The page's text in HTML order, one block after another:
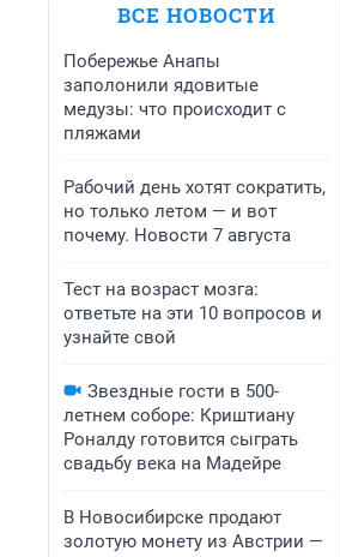
ВСЕ НОВОСТИ
Побережье Анапы
заполонили ядовитые
медузы: что происходит с
пляжами
Рабочий день хотят сократить,
но только летом — и вот
почему. Новости 7 августа
Тест на возраст мозга:
ответьте на эти 10 вопросов и
узнайте свой
Звездные гости в 500-
летнем соборе: Криштиану
Роналду готовится сыграть
свадьбу века на Мадейре
В Новосибирске продают
золотую монету из Австрии —